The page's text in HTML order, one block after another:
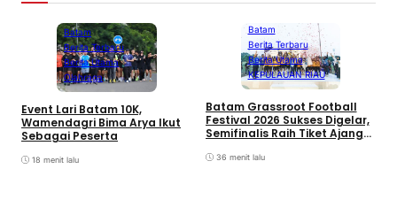
Batam
Berita Terbaru
Berita Utama
Olahraga
Event Lari Batam 10K,
Wamendagri Bima Arya Ikut
Sebagai Peserta
18 menit lalu
Batam
Berita Terbaru
Berita Utama
KEPULAUAN RIAU
Batam Grassroot Football
Festival 2026 Sukses Digelar,
Semifinalis Raih Tiket Ajang
36 menit lalu